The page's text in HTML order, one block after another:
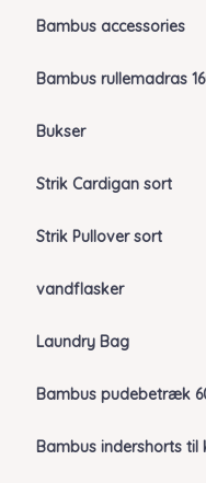
Bambus accessories
Bambus rullemadras
Bukser
Strik Cardigan sort
Strik Pullover sort
vandflasker
Laundry Bag
Bambus pudebetræk
Bambus indershorts til